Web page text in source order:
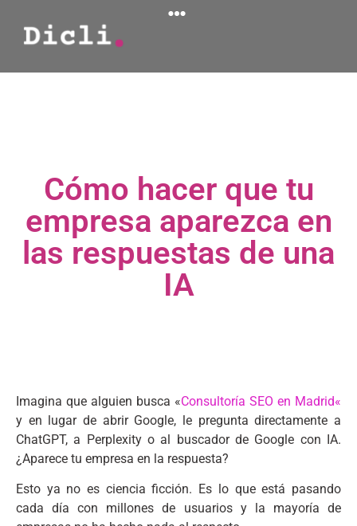
Cómo hacer que tu
empresa aparezca en
las respuestas de una
IA
Imagina que alguien busca «Consultoría SEO en Madrid«
y en lugar de abrir Google, le pregunta directamente a
ChatGPT, a Perplexity o al buscador de Google con IA.
¿Aparece tu empresa en la respuesta?
Esto ya no es ciencia ficción. Es lo que está pasando
cada día con millones de usuarios y la mayoría de